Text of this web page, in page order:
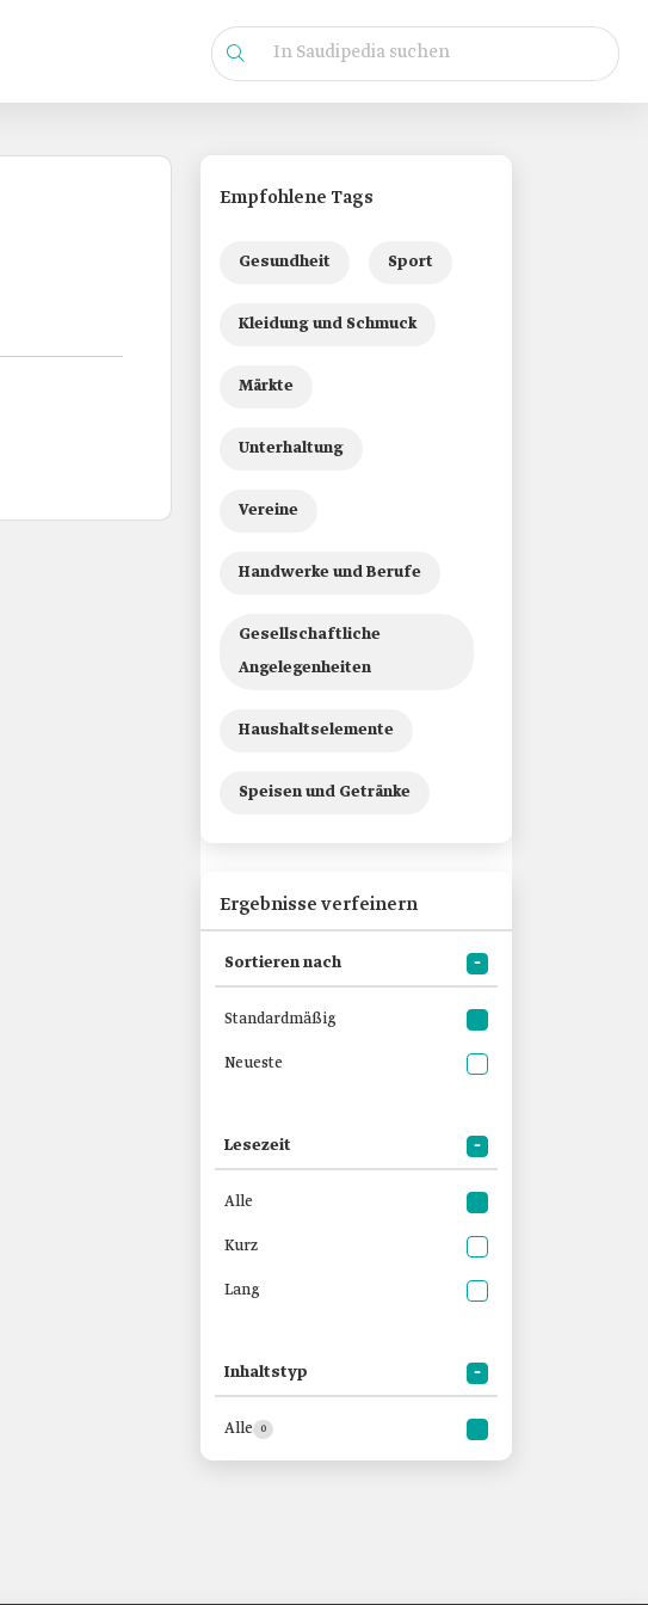
Empfohlene Tags
Gesundheit Sport
Kleidung und Schmuck
Märkte
Unterhaltung
Vereine
Handwerke und Berufe
Gesellschaftliche
Angelegenheiten
Haushaltselemente
Speisen und Getränke
Ergebnisse verfeinern
Sortieren nach
Standardmäßig
Neueste
Lesezeit
Alle
Kurz
Lang
Inhaltstyp
Alle 0